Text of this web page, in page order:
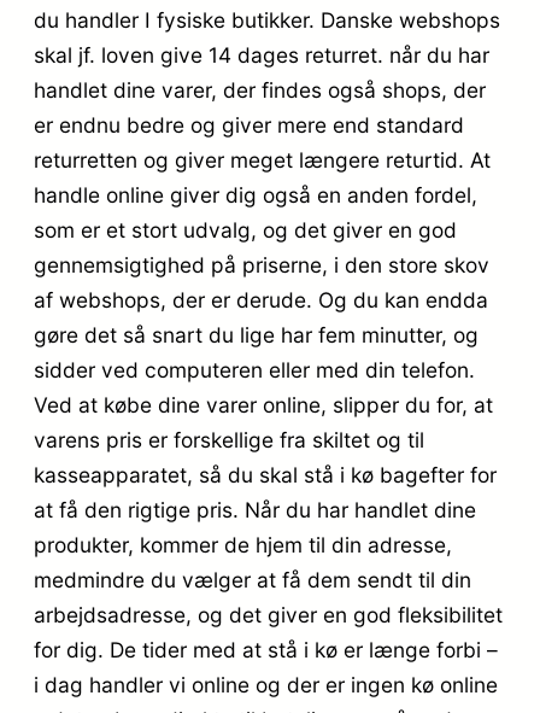
du handler I fysiske butikker. Danske webshops
skal jf. loven give 14 dages returret. når du har
handlet dine varer, der findes også shops, der
er endnu bedre og giver mere end standard
returretten og giver meget længere returtid. At
handle online giver dig også en anden fordel,
som er et stort udvalg, og det giver en god
gennemsigtighed på priserne, i den store skov
af webshops, der er derude. Og du kan endda
gøre det så snart du lige har fem minutter, og
sidder ved computeren eller med din telefon.
Ved at købe dine varer online, slipper du for, at
varens pris er forskellige fra skiltet og til
kasseapparatet, så du skal stå i kø bagefter for
at få den rigtige pris. Når du har handlet dine
produkter, kommer de hjem til din adresse,
medmindre du vælger at få dem sendt til din
arbejdsadresse, og det giver en god fleksibilitet
for dig. De tider med at stå i kø er længe forbi –
i dag handler vi online og der er ingen kø online